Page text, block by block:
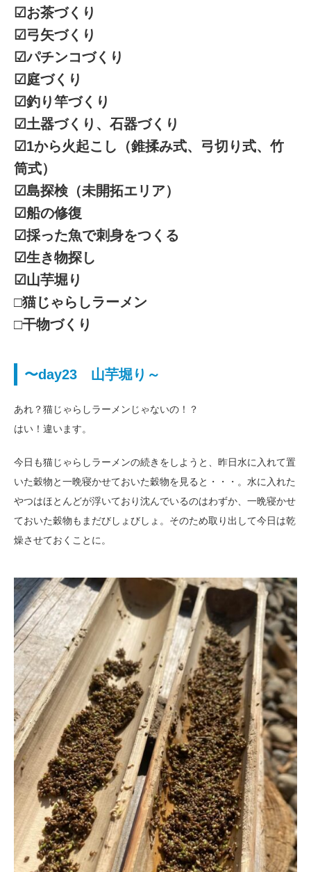
☑︎お茶づくり
☑︎弓矢づくり
☑︎パチンコづくり
☑︎庭づくり
☑︎釣り竿づくり
☑︎土器づくり、石器づくり
☑︎1から火起こし（錐揉み式、弓切り式、竹
筒式）
☑︎島探検（未開拓エリア）
☑︎船の修復
☑︎採った魚で刺身をつくる
☑︎生き物探し
☑︎山芋堀り
□猫じゃらしラーメン
□干物づくり
〜day23 山芋堀り～
あれ？猫じゃらしラーメンじゃないの！？
はい！違います。
今日も猫じゃらしラーメンの続きをしようと、昨日水に入れて置
いた穀物と一晩寝かせておいた穀物を見ると・・・。水に入れた
やつはほとんどが浮いており沈んでいるのはわずか、一晩寝かせ
ておいた穀物もまだびしょびしょ。そのため取り出して今日は乾
燥させておくことに。